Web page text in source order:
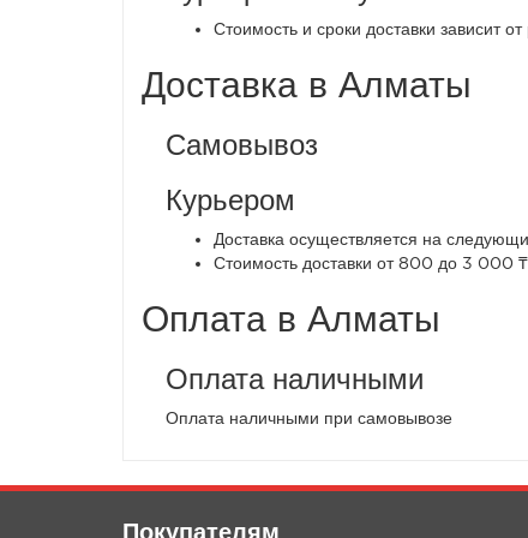
Стоимость и сроки доставки зависит
Доставка в Алматы
Самовывоз
Курьером
Доставка осуществляется на
Стоимость доставки от 800 до 3 000
Оплата в Алматы
Оплата наличными
Оплата наличными при самовывозе
Покупателям